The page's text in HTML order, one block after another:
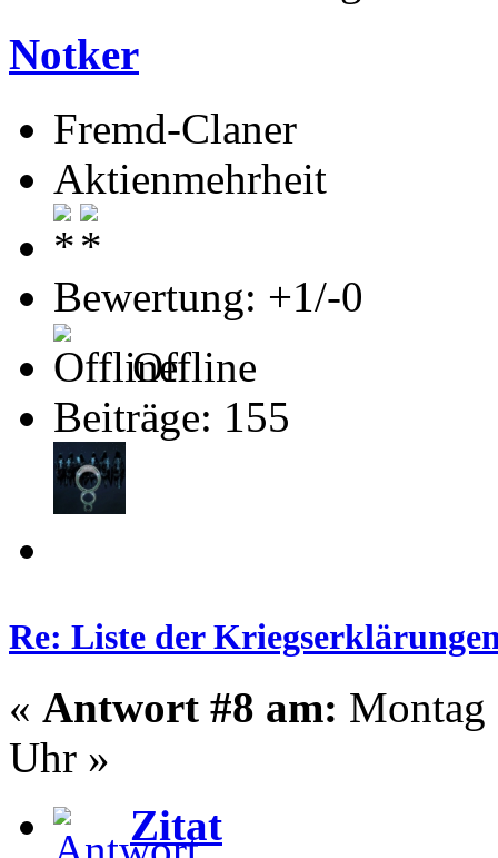
Notker
Fremd-Claner
Aktienmehrheit
Bewertung: +1/-0
Offline
Beiträge: 155
Re: Liste der
« Antwort #8 am: Montag
Uhr »
Zitat